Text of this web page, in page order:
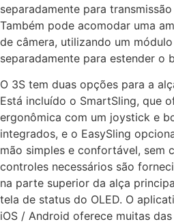
separadamente para
Também pode acomodar uma
de câmera, utilizando um
separadamente para estender o
O 3S tem duas opções para a
Está incluído o SmartSling, que
ergonômica com um joystick e
integrados, e o EasySling
mão simples e confortável, sem
controles necessários são
na parte superior da alça
tela de status do OLED. O
iOS / Android oferece muitas